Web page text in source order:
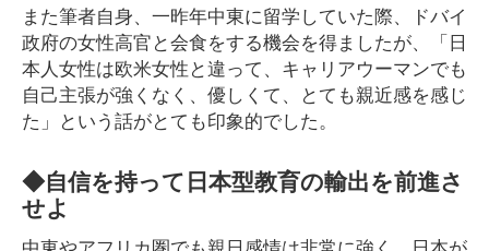
また筆者自身、一昨年中東に留学していた際、ドバイ
政府の女性高官と会食をする機会を得ましたが、「日
本人女性は欧米女性と違って、キャリアウーマンでも
自己主張が強くなく、優しくて、とても親近感を感じ
た」という話がとても印象的でした。
◆自信を持って日本型教育の輸出を前進さ
せよ